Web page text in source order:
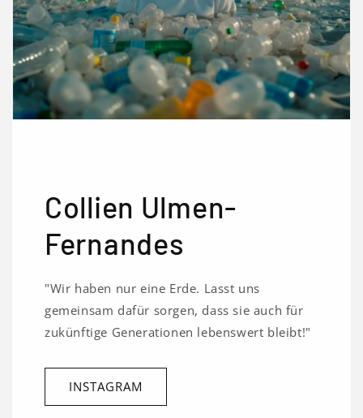
Collien Ulmen-
Fernandes
"Wir haben nur eine Erde. Lasst uns
gemeinsam dafür sorgen, dass sie auch für
zukünftige Generationen lebenswert bleibt!"
INSTAGRAM